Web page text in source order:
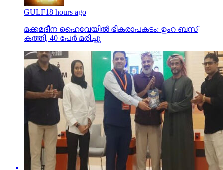
GULF18 hours ago
മക്കമദീന ഹൈവേയില്‍ ഭീകരാപകടം: ഉംറ ബസ്
കത്തി, 40 പേര്‍ മരിച്ചു